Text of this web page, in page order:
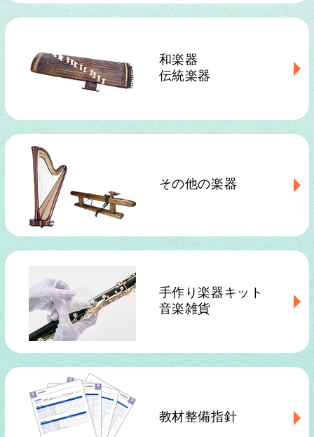
和楽器
伝統楽器
その他の楽器
手作り楽器キット
音楽雑貨
教材整備指針